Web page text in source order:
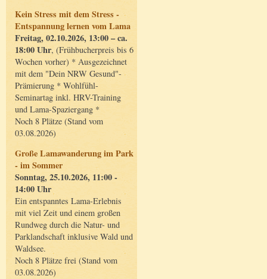
Kein Stress mit dem Stress -
Entspannung lernen vom Lama
Freitag, 02.10.2026, 13:00 – ca.
18:00 Uhr, (Frühbucherpreis bis 6
Wochen vorher) * Ausgezeichnet
mit dem "Dein NRW Gesund"-
Prämierung * Wohlfühl-
Seminartag inkl. HRV-Training
und Lama-Spaziergang *
Noch 8 Plätze (Stand vom
03.08.2026)
Große Lamawanderung im Park
- im Sommer
Sonntag, 25.10.2026, 11:00 -
14:00 Uhr
Ein entspanntes Lama-Erlebnis
mit viel Zeit und einem großen
Rundweg durch die Natur- und
Parklandschaft inklusive Wald und
Waldsee.
Noch 8 Plätze frei (Stand vom
03.08.2026)